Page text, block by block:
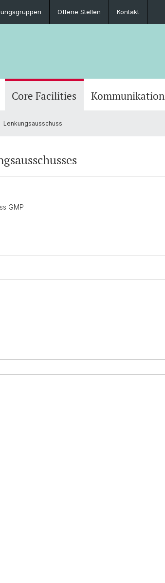
Offene Stellen Kontakt
Core Facilities Kommunikation
Lenkungsausschuss
GMP